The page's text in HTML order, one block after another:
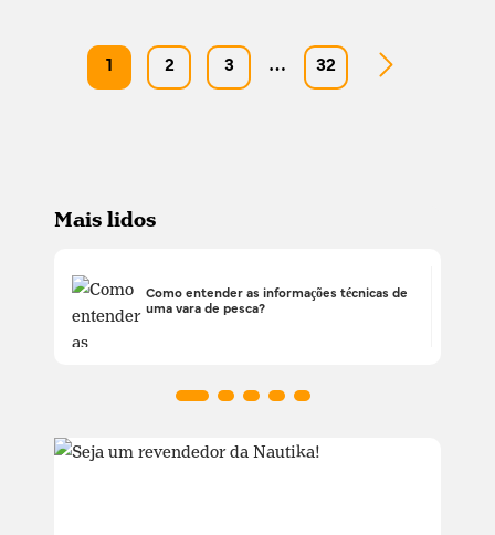
2 3 … 32
Mais lidos
Como entender as informações técnicas de
uma vara de pesca?